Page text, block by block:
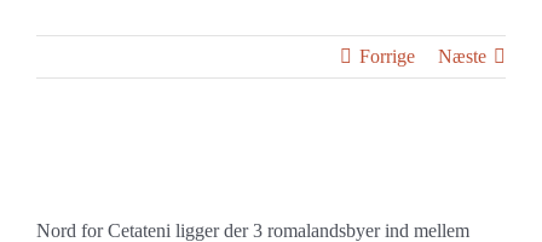
Forrige Næste
Nord for Cetateni ligger der 3 romalandsbyer ind mellem